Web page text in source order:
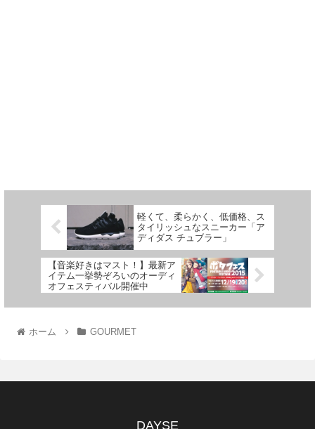
軽くて、柔らかく、低価格、ス
タイリッシュなスニーカー「ア
ディダス チュブラー」
【音楽好きはマスト！】最新ア
イテム一挙勢ぞろいのオーディ
オフェスティバル開催中
ホーム GOURMET
DAYSE